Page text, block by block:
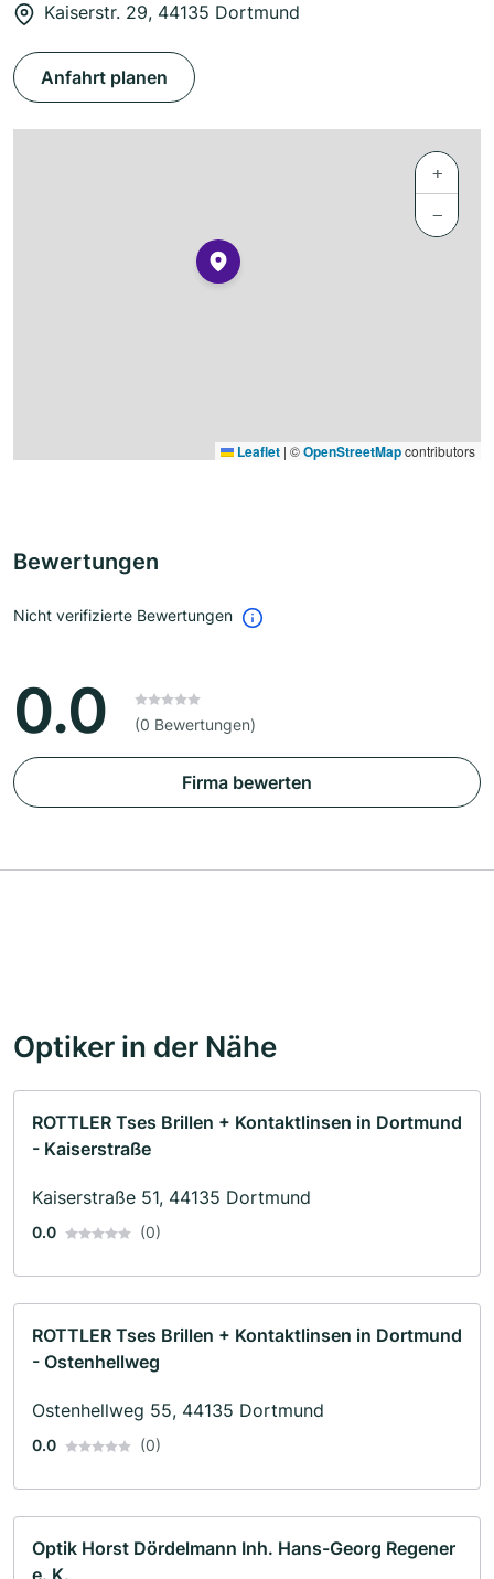
Kaiserstr. 29, 44135 Dortmund
Anfahrt planen
+
−
Leaflet | ©OpenStreetMapcontributors
Bewertungen
Nicht verifizierte Bewertungen
0.0 (0 Bewertungen)
Firma bewerten
Optiker in der Nähe
ROTTLER Tses Brillen + Kontaktlinsen in Dortmund
- Kaiserstraße
Kaiserstraße 51, 44135 Dortmund
0.0 (0)
ROTTLER Tses Brillen + Kontaktlinsen in Dortmund
- Ostenhellweg
Ostenhellweg 55, 44135 Dortmund
0.0 (0)
Optik Horst Dördelmann Inh. Hans-Georg Regener
e. K.